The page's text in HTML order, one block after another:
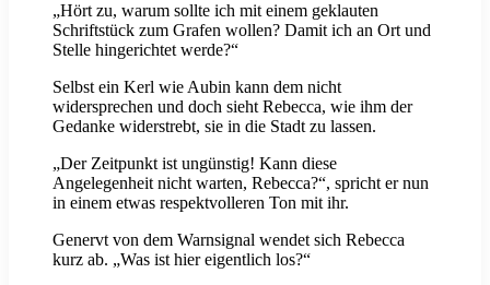
„Hört zu, warum sollte ich mit einem geklauten
Schriftstück zum Grafen wollen? Damit ich an Ort und
Stelle hingerichtet werde?“
Selbst ein Kerl wie Aubin kann dem nicht
widersprechen und doch sieht Rebecca, wie ihm der
Gedanke widerstrebt, sie in die Stadt zu lassen.
„Der Zeitpunkt ist ungünstig! Kann diese
Angelegenheit nicht warten, Rebecca?“, spricht er nun
in einem etwas respektvolleren Ton mit ihr.
Genervt von dem Warnsignal wendet sich Rebecca
kurz ab. „Was ist hier eigentlich los?“